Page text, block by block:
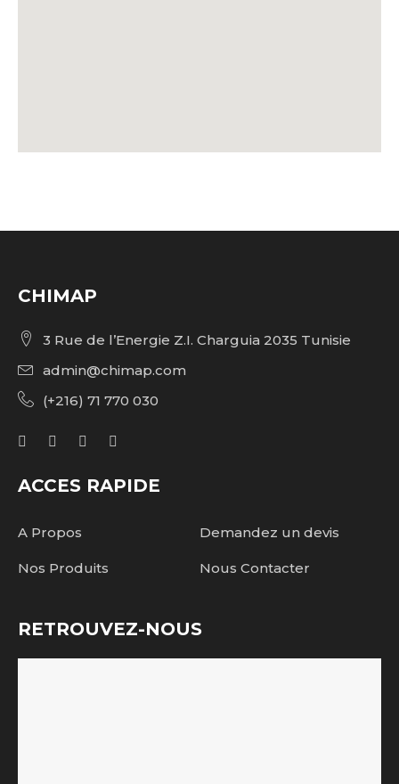
CHIMAP
3 Rue de l’Energie Z.I. Charguia 2035 Tunisie
admin@chimap.com
(+216) 71 770 030
ACCES RAPIDE
A Propos Demandez un devis
Nos Produits Nous Contacter
RETROUVEZ-NOUS